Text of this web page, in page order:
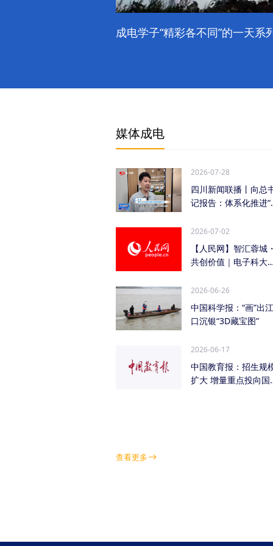
成电学子“精彩各不同”的一天系
媒体成电
2026-07-28
四川新闻联播丨向总
记报告：体系化推进“
2026-07-02
【人民网】智汇蓉城
共创价值｜电子科大
2026-06-26
中国科学报：“画”出江
口沉银“3D藏宝图”
2026-06-17
中国教育报：招生规
扩大 增量重点投向国
查看更多